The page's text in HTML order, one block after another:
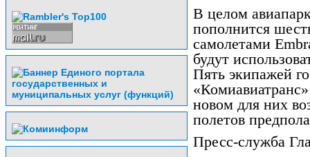
В целом
пополнится
самолетами
будут
Пять экипажей
новом для них
полетов
Пресс-служба